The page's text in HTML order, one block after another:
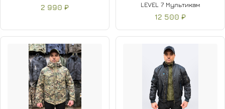
2 990 ₽
LEVEL 7 Мультикам
12 500 ₽